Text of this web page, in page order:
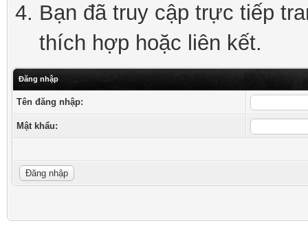
Bạn đã truy cập trực tiếp
thích hợp hoặc liên kết.
Đăng nhập
Tên đăng nhập:
Mật khẩu: